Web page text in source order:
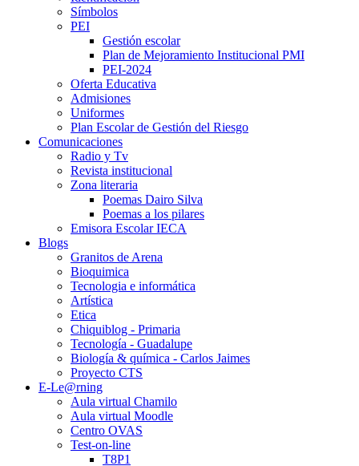
Símbolos
PEI
Gestión escolar
Plan de Mejoramiento Institucional PMI
PEI-2024
Oferta Educativa
Admisiones
Uniformes
Plan Escolar de Gestión del Riesgo
Comunicaciones
Radio y Tv
Revista institucional
Zona literaria
Poemas Dairo Silva
Poemas a los pilares
Emisora Escolar IECA
Blogs
Granitos de Arena
Bioquimica
Tecnologia e informática
Artística
Etica
Chiquiblog - Primaria
Tecnología - Guadalupe
Biología & química - Carlos Jaimes
Proyecto CTS
E-Le@rning
Aula virtual Chamilo
Aula virtual Moodle
Centro OVAS
Test-on-line
T8P1